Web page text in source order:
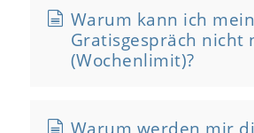
Warum kann ich mein
Gratisgespräch nicht
(Wochenlimit)?
Warum werden mir